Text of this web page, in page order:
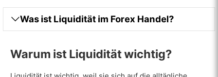
Was ist Liquidität im Forex Handel?
Warum ist Liquidität wichtig?